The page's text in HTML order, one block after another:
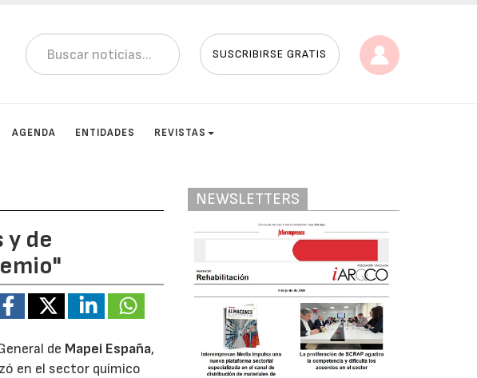
SUSCRIBIRSE GRATIS
AGENDA ENTIDADES REVISTAS
de
de Mapei España,
en el sector químico
NEWSLETTERS